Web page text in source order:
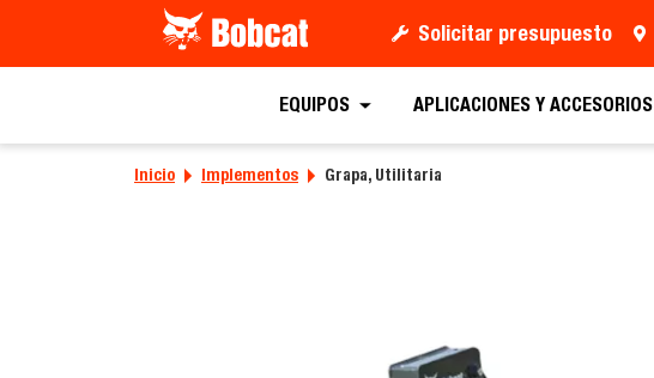
Solicitar presupuesto
EQUIPOS APLICACIONES Y ACCESORIOS
Inicio Implementos Grapa, Utilitaria
Solicitar un Presupuesto